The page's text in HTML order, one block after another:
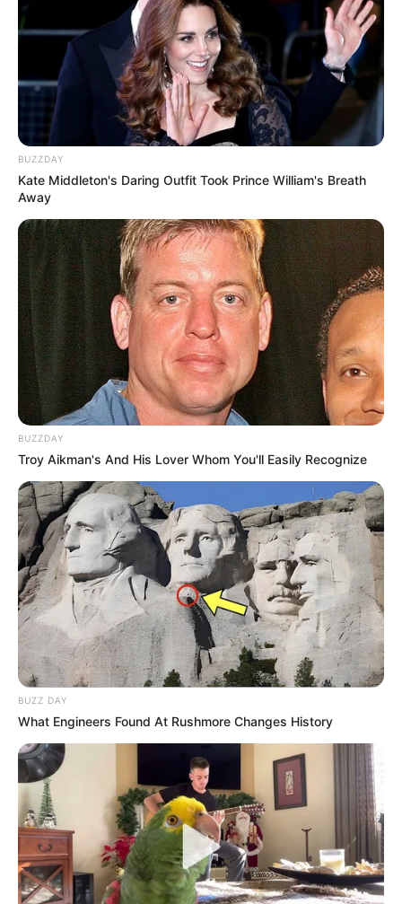
Banguela Gifts
Banguela Gifts
BUZZDAY
Kate Middleton's Daring Outfit Took Prince William's Breath
Away
BUZZDAY
Troy Aikman's And His Lover Whom You'll Easily Recognize
BUZZ DAY
What Engineers Found At Rushmore Changes History